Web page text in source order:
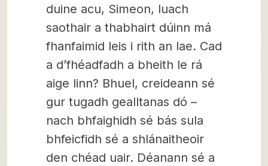
duine acu, Simeon, luach
saothair a thabhairt dúinn má
fhanfaimid leis i rith an lae. Cad
a d’fhéadfadh a bheith le rá
aige linn? Bhuel, creideann sé
gur tugadh gealltanas dó –
nach bhfaighidh sé bás sula
bhfeicfidh sé a shlánaitheoir
den chéad uair. Déanann sé a